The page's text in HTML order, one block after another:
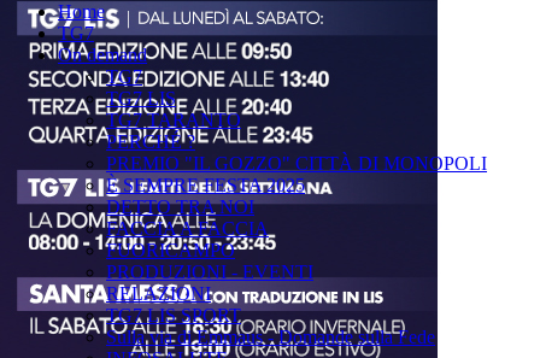
Home
TG7
On demand
TG7
TG7 LIS
TG7 TARANTO
PERCHÉ ?
PREMIO "IL GOZZO" CITTÀ DI MONOPOLI
È SEMPRE FESTA 2025
DETTO TRA NOI
FACCIA A FACCIA
FUORICAMPO
PRODUZIONI - EVENTI
RELAZIONI
TG7 LIS SPORT
Sulla via di Emmaus - Domande sulla Fede